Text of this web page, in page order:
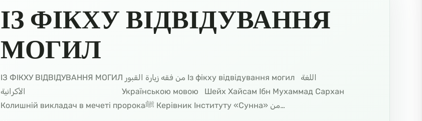
ІЗ ФІКХУ ВІДВІДУВАННЯ
МОГИЛ
ІЗ ФІКХУ ВІДВІДУВАННЯ МОГИЛ من فقه زيارة القبور Із фікху відвідування могил اللغة
الأكرانية Українською мовою Шейх Хайсам Ібн Мухаммад Сархан
Колишній викладач в мечеті пророкаﷺ Керівник Інституту «Сунна» من…